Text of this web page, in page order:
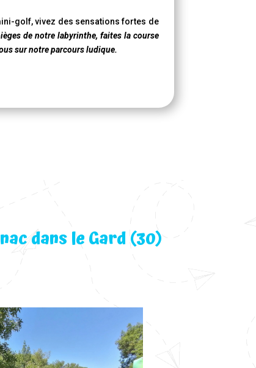
golf, vivez des sensations fortes de
de notre labyrinthe, faites la course
sur notre parcours ludique.
dans le Gard (30)